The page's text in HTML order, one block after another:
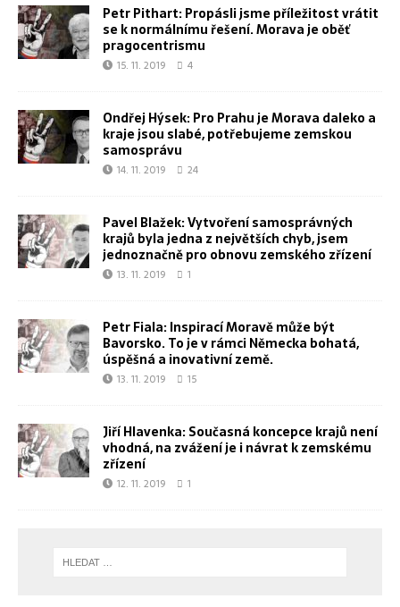
Petr Pithart: Propásli jsme příležitost vrátit
se k normálnímu řešení. Morava je oběť
pragocentrismu
15. 11. 2019 4
Ondřej Hýsek: Pro Prahu je Morava daleko a
kraje jsou slabé, potřebujeme zemskou
samosprávu
14. 11. 2019 24
Pavel Blažek: Vytvoření samosprávných
krajů byla jedna z největších chyb, jsem
jednoznačně pro obnovu zemského zřízení
13. 11. 2019 1
Petr Fiala: Inspirací Moravě může být
Bavorsko. To je v rámci Německa bohatá,
úspěšná a inovativní země.
13. 11. 2019 15
Jiří Hlavenka: Současná koncepce krajů není
vhodná, na zvážení je i návrat k zemskému
zřízení
12. 11. 2019 1